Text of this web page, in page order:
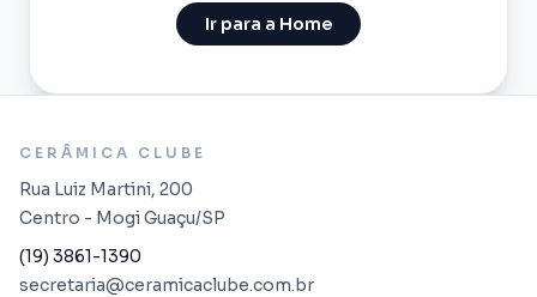
Ir para a Home
CERÂMICA CLUBE
Rua Luiz Martini, 200
Centro - Mogi Guaçu/SP
(19) 3861-1390
secretaria@ceramicaclube.com.br